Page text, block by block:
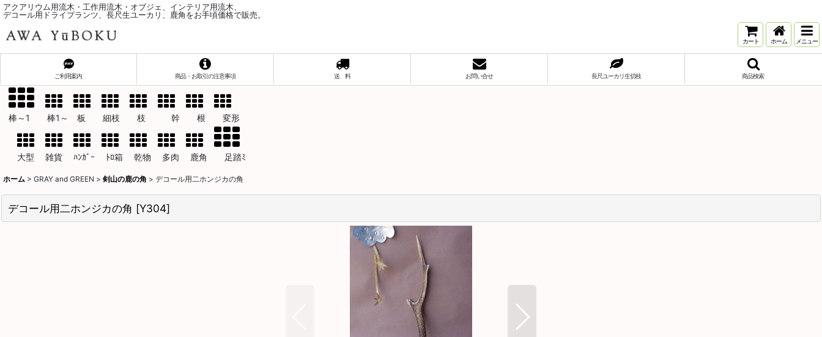
アクアリウム用流木・工作用流木・オブジェ、インテリア用流木、
デコール用ドライプランツ、長尺生ユーカリ、鹿角をお手頃価格で販売。
カート ホーム メニュー
ご利用案内 商品・お取引の注意事項 送 料 お問い合せ 長尺ユーカリ生切枝 商品検索
棒～1 棒1～ 板 細枝 枝 幹 根 変形
大型 雑貨 ﾊﾝｶﾞｰ ﾄﾛ箱 乾物 多肉 鹿角 足踏ﾐ
ホーム > GRAY and GREEN > 剣山の鹿の角 > デコール用二ホンジカの角
デコール用二ホンジカの角 [Y304]